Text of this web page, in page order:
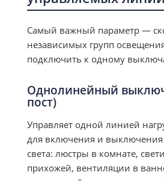
Самый важный параметр —
независимых групп
подключить к одному
Однолинейный
пост)
Управляет одной линией
для включения и
света: люстры в комнате,
прихожей, вентиляции в